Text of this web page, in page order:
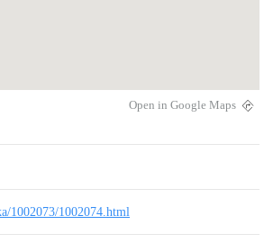
Open in Google Maps
1002073/1002074.html